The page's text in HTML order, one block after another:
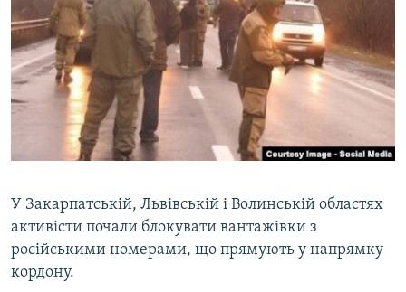
СПЕЦПРОЕКТИ
ДЕПОРТАЦІЯ
ВІДЕОУРОКИ «ELIFBE»
СВІДЧЕННЯ ОКУПАЦІЇ
УКРАЇНСЬКА ПРОБЛЕМА КРИМУ
ЯК ОБІЙТИ БЛОКУВАННЯ
Русский
Qırımtatar
Усі сайти RFE/RL
У Закарпатській, Львівській і Волинській областях
активісти почали блокувати вантажівки з
російськими номерами, що прямують у напрямку
кордону.